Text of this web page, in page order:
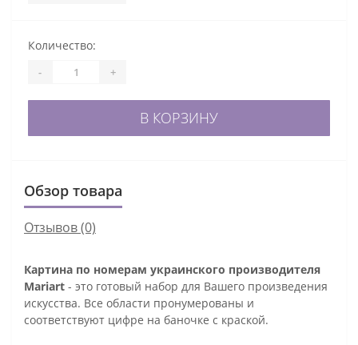
Количество:
- +
В КОРЗИНУ
Обзор товара
Отзывов (0)
Картина по номерам украинского производителя
Mariart - это готовый набор для Вашего произведения
искусства. Все области пронумерованы и
соответствуют цифре на баночке с краской.